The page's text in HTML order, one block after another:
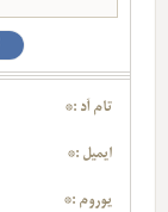
تام آد :*
ایمیل :*
یوروم :*